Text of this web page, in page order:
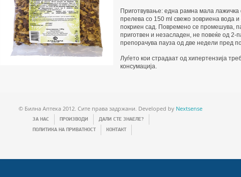
Приготвување: една рамна мала
прелева со 150 ml свежо зовриена вода
покриен сад. Повремено се промешува,
приготвен и незасладен, не повеќе од
препорачува пауза од две недели пред
Луѓето кои страдаат од хипертензија
консумација.
© Билна Аптека 2012. Сите права задржани. Developed by Nextsense
ЗА НАС ПРОИЗВОДИ
ДАЛИ СТЕ ЗНАЕЛЕ?
ПОЛИТИКА НА ПРИВАТНОСТ
КОНТАКТ